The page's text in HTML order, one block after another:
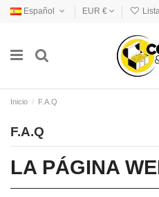
Español EUR €
Inicio F.A.Q
F.A.Q
LA PÁGINA